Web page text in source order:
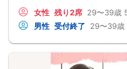
女性 残り2席 29〜39歳
男性 受付終了 29〜39歳